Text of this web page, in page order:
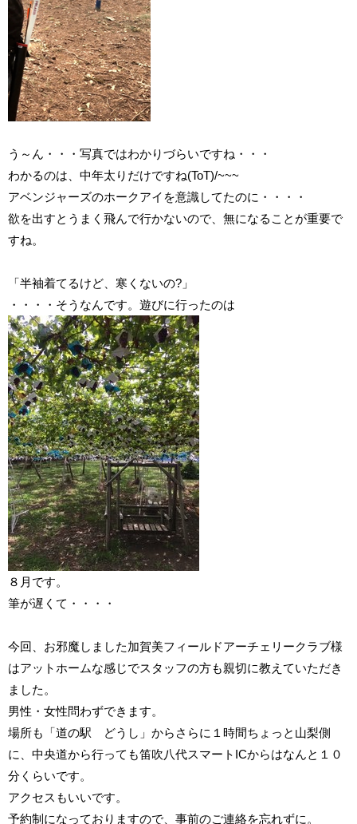
う～ん・・・写真ではわかりづらいですね・・・
わかるのは、中年太りだけですね(ToT)/~~~
アベンジャーズのホークアイを意識してたのに・・・・
欲を出すとうまく飛んで行かないので、無になることが重要で
すね。
「半袖着てるけど、寒くないの?」
・・・・そうなんです。遊びに行ったのは
８月です。
筆が遅くて・・・・
今回、お邪魔しました加賀美フィールドアーチェリークラブ様
はアットホームな感じでスタッフの方も親切に教えていただき
ました。
男性・女性問わずできます。
場所も「道の駅 どうし」からさらに１時間ちょっと山梨側
に、中央道から行っても笛吹八代スマートICからはなんと１０
分くらいです。
アクセスもいいです。
予約制になっておりますので、事前のご連絡を忘れずに。